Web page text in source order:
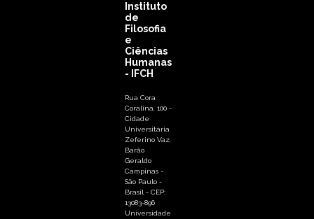
Instituto
de
Filosofia
e
Ciências
Humanas
- IFCH
Rua Cora
Coralina, 100 -
Cidade
Universitária
Zeferino Vaz,
Barão
Geraldo
Campinas -
São Paulo -
Brasil - CEP:
13083-896
Universidade